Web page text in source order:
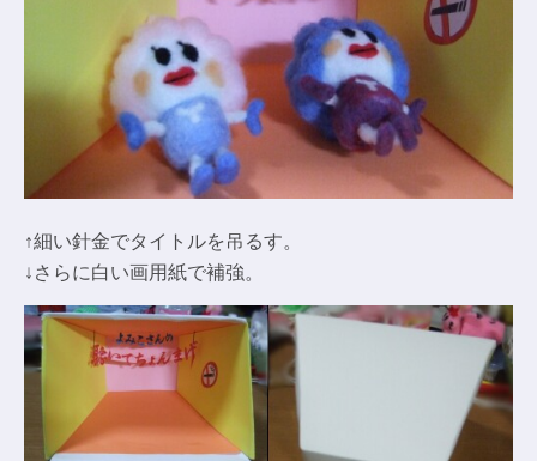
↑細い針金でタイトルを吊るす。
↓さらに白い画用紙で補強。